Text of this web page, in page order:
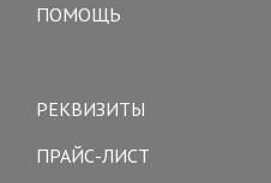
ПОМОЩЬ
РЕКВИЗИТЫ
ПРАЙС-ЛИСТ